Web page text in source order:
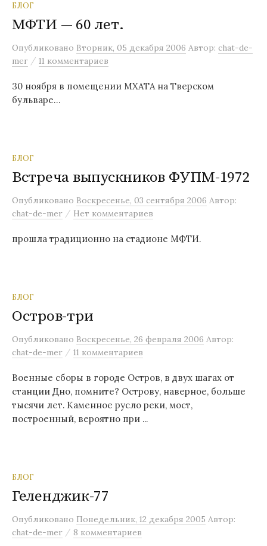
БЛОГ
МФТИ — 60 лет.
Опубликовано Вторник, 05 декабря 2006 Автор: chat-de-
mer / 11 комментариев
30 ноября в помещении МХАТА на Тверском
бульваре…
БЛОГ
Встреча выпускников ФУПМ-1972
Опубликовано Воскресенье, 03 сентября 2006 Автор:
chat-de-mer / Нет комментариев
прошла традиционно на стадионе МФТИ.
БЛОГ
Остров-три
Опубликовано Воскресенье, 26 февраля 2006 Автор:
chat-de-mer / 11 комментариев
Военные сборы в городе Остров, в двух шагах от
станции Дно, помните? Острову, наверное, больше
тысячи лет. Каменное русло реки, мост,
построенный, вероятно при ...
БЛОГ
Геленджик-77
Опубликовано Понедельник, 12 декабря 2005 Автор:
chat-de-mer / 8 комментариев